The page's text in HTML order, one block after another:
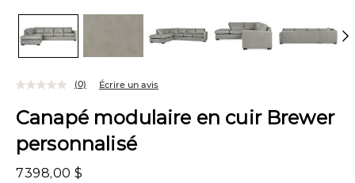
Canapé modulaire en cuir Brewer
personnalisé
7398,00 $
(0) Écrire un avis